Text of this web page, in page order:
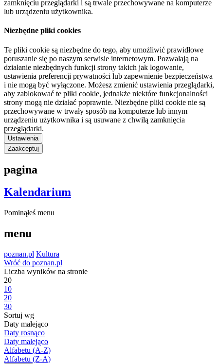
zamknięciu przeglądarki i są trwale przechowywane na komputerze
lub urządzeniu użytkownika.
Niezbędne pliki cookies
Te pliki cookie są niezbędne do tego, aby umożliwić prawidłowe
poruszanie się po naszym serwisie internetowym. Pozwalają na
działanie niezbędnych funkcji strony takich jak logowanie,
ustawienia preferencji prywatności lub zapewnienie bezpieczeństwa
i nie mogą być wyłączone. Możesz zmienić ustawienia przeglądarki,
aby zablokować te pliki cookie, jednakże niektóre funkcjonalności
strony mogą nie działać poprawnie. Niezbędne pliki cookie nie są
przechowywane w trwały sposób na komputerze lub innym
urządzeniu użytkownika i są usuwane z chwilą zamknięcia
przeglądarki.
Ustawienia
Zaakceptuj
pagina
Kalendarium
Pominąłeś menu
menu
poznan.pl Kultura
Wróć do poznan.pl
Liczba wyników na stronie
20
10
20
30
Sortuj wg
Daty malejąco
Daty rosnąco
Daty malejąco
Alfabetu (A-Z)
Alfabetu (Z-A)